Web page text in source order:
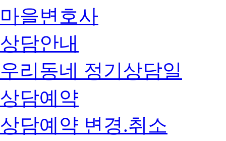
마을변호사
상담안내
우리동네 정기상담일
상담예약
상담예약 변경.취소